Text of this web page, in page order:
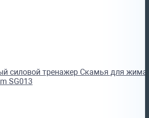
силовой тренажер Скамья для
SG013